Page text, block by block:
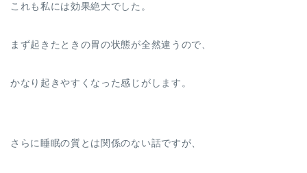
これも私には効果絶大でした。
まず起きたときの胃の状態が全然違うので、
かなり起きやすくなった感じがします。
さらに睡眠の質とは関係のない話ですが、